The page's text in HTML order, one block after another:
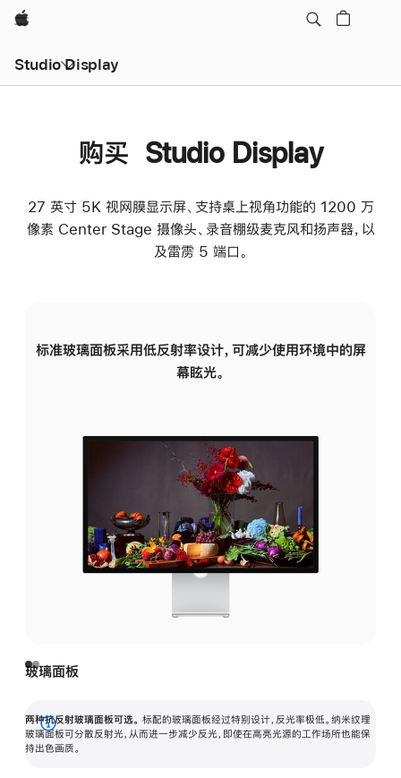
Apple
Studio Display
购买 Studio Display
27 英寸 5K 视网膜显示屏、支持桌上视角功能的 1200 万
像素 Center Stage 摄像头、录音棚级麦克风和扬声器，以
及雷雳 5 端口。
标准玻璃面板采用低反射率设计，可减少使用环境中的屏
幕眩光。
玻璃面板
两种抗反射玻璃面板可选。 标配的玻璃面板经过特别设计，反光率极低。纳米纹理
玻璃面板可分散反射光，从而进一步减少反光，即使在高亮光源的工作场所也能保
持出色画质。
展
开